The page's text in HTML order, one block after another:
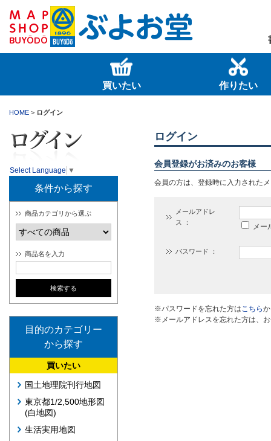
買いたい 作りたい
HOME > ログイン
Select Language ▼
条件から探す
商品カテゴリから選ぶ
商品名を入力
目的のカテゴリー
から探す
買いたい
国土地理院刊行地図
東京都1/2,500地形図
(白地図)
生活実用地図
ログイン
会員登録がお済みのお客様
会員の方は、登録時に入力された
メールアドレ
ス ：
メー
パスワード ：
※パスワードを忘れた方はこちら
※メールアドレスを忘れた方は、